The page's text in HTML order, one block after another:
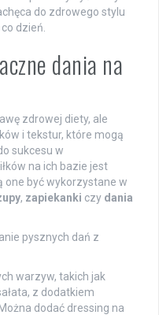
do zdrowego stylu
dzień.
dania na
zdrowej diety, ale
i tekstur, które mogą
sukcesu w
na ich bazie jest
one być wykorzystane w
, zapiekanki czy dania
pysznych dań z
warzyw, takich jak
z dodatkiem
dodać dressing na